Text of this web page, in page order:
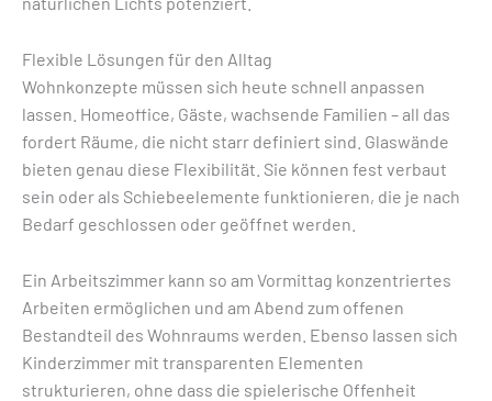
Flexible Lösungen für den Alltag
Wohnkonzepte müssen sich heute schnell anpassen
lassen. Homeoffice, Gäste, wachsende Familien – all das
fordert Räume, die nicht starr definiert sind. Glaswände
bieten genau diese Flexibilität. Sie können fest verbaut
sein oder als Schiebeelemente funktionieren, die je nach
Bedarf geschlossen oder geöffnet werden.
Ein Arbeitszimmer kann so am Vormittag konzentriertes
Arbeiten ermöglichen und am Abend zum offenen
Bestandteil des Wohnraums werden. Ebenso lassen sich
Kinderzimmer mit transparenten Elementen
strukturieren, ohne dass die spielerische Offenheit